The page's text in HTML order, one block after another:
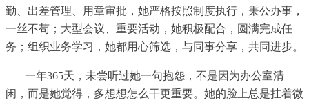
勤、出差管理、用章审批，她严格按照制度执行，秉公办事，
一丝不苟；大型会议、重要活动，她积极配合，圆满完成任
务；组织业务学习，她都用心筛选，与同事分享，共同进步。
一年365天， 未尝听过她一句抱怨，不是因为办公室清
闲，而是她觉得，多想想怎么干更重要。她的脸上总是挂着微